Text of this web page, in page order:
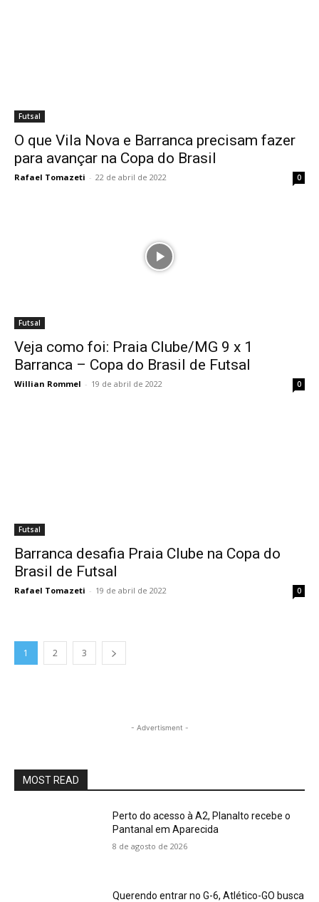
Futsal
O que Vila Nova e Barranca precisam fazer
para avançar na Copa do Brasil
Rafael Tomazeti - 22 de abril de 2022 0
Futsal
Veja como foi: Praia Clube/MG 9 x 1
Barranca – Copa do Brasil de Futsal
Willian Rommel - 19 de abril de 2022 0
Futsal
Barranca desafia Praia Clube na Copa do
Brasil de Futsal
Rafael Tomazeti - 19 de abril de 2022 0
1 2 3
- Advertisment -
MOST READ
Perto do acesso à A2, Planalto recebe o
Pantanal em Aparecida
8 de agosto de 2026
Querendo entrar no G-6, Atlético-GO busca